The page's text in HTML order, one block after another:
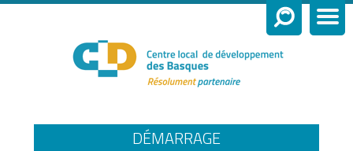
DÉMARRAGE